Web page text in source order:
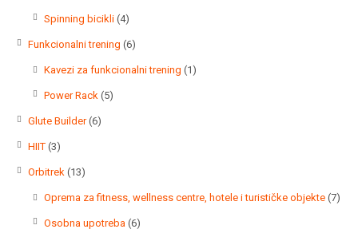
Spinning bicikli 44
Funkcionalni trening 66
Kavezi za funkcionalni trening 11
Power Rack 55
Glute Builder 66
HIIT 33
Orbitrek 1313
Oprema za fitness, wellness centre, hotele i turističke objekte 77
Osobna upotreba 66